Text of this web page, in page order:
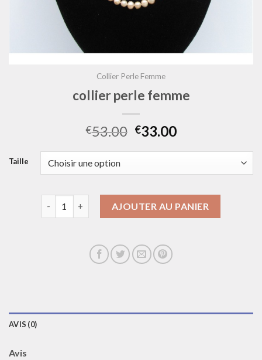
Collier Perle Femme
collier perle femme
€53.00 €33.00
Taille
AJOUTER AU PANIER
AVIS (0)
Avis